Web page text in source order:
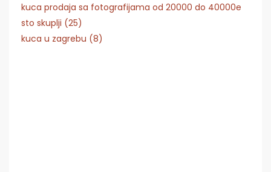
kuca prodaja sa fotografijama od 20000 do 40000e
sto skuplji (25)
kuca u zagrebu (8)